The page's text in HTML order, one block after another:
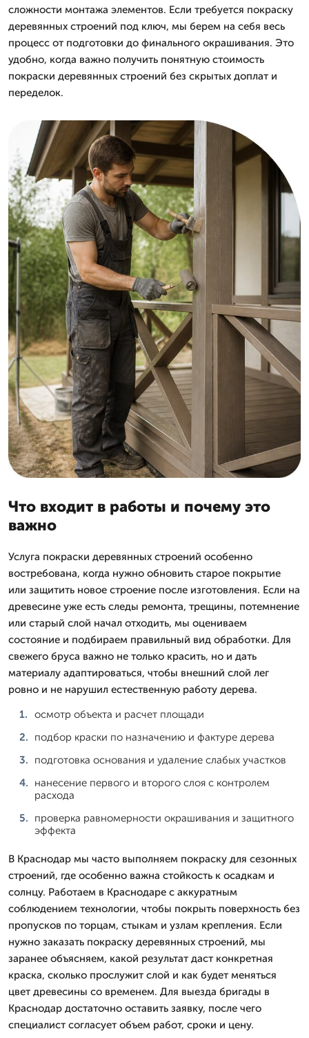
сложности монтажа элементов. Если требуется покраску
деревянных строений под ключ, мы берем на себя весь
процесс от подготовки до финального окрашивания. Это
удобно, когда важно получить понятную стоимость
покраски деревянных строений без скрытых доплат и
переделок.
Что входит в работы и почему это
важно
Услуга покраски деревянных строений особенно
востребована, когда нужно обновить старое покрытие
или защитить новое строение после изготовления. Если на
древесине уже есть следы ремонта, трещины, потемнение
или старый слой начал отходить, мы оцениваем
состояние и подбираем правильный вид обработки. Для
свежего бруса важно не только красить, но и дать
материалу адаптироваться, чтобы внешний слой лег
ровно и не нарушил естественную работу дерева.
осмотр объекта и расчет площади
подбор краски по назначению и фактуре дерева
подготовка основания и удаление слабых участков
нанесение первого и второго слоя с контролем
расхода
проверка равномерности окрашивания и защитного
эффекта
В Краснодар мы часто выполняем покраску для сезонных
строений, где особенно важна стойкость к осадкам и
солнцу. Работаем в Краснодаре с аккуратным
соблюдением технологии, чтобы покрыть поверхность без
пропусков по торцам, стыкам и узлам крепления. Если
нужно заказать покраску деревянных строений, мы
заранее объясняем, какой результат даст конкретная
краска, сколько прослужит слой и как будет меняться
цвет древесины со временем. Для выезда бригады в
Краснодар достаточно оставить заявку, после чего
специалист согласует объем работ, сроки и цену.